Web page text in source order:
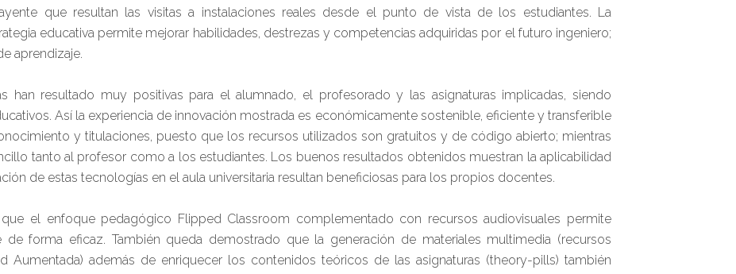
que resultan las visitas a instalaciones reales desde el punto de vista de los estudiantes. La
educativa permite mejorar habilidades, destrezas y competencias adquiridas por el futuro ingeniero;
aprendizaje.
han resultado muy positivas para el alumnado, el profesorado y las asignaturas implicadas, siendo
Así la experiencia de innovación mostrada es económicamente sostenible, eficiente y transferible
y titulaciones, puesto que los recursos utilizados son gratuitos y de código abierto; mientras
tanto al profesor como a los estudiantes. Los buenos resultados obtenidos muestran la aplicabilidad
de estas tecnologías en el aula universitaria resultan beneficiosas para los propios docentes.
el enfoque pedagógico Flipped Classroom complementado con recursos audiovisuales permite
forma eficaz. También queda demostrado que la generación de materiales multimedia (recursos
Aumentada) además de enriquecer los contenidos teóricos de las asignaturas (theory-pills) también